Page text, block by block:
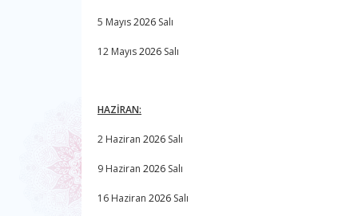
5 Mayıs2026 Salı
12 Mayıs2026 Salı
HAZİRAN:
2 Haziran 2026 Salı
9 Haziran 2026 Salı
16 Haziran 2026 Salı